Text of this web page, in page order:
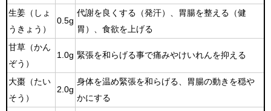
生姜（しょ
うきょう）
0.5g
代謝を良くする（発汗）、胃腸を整える（健
胃）、食欲を上げる
甘草（かん
ぞう）
1.0g 緊張を和らげる事で痛みやけいれんを抑える
大棗（たい
そう）
2.0g
身体を温め緊張を和らげる、胃腸の動きを穏や
かにする